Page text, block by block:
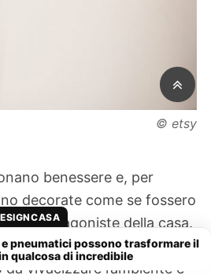
© etsy
benessere e, per
decorate come se fossero
protagoniste della casa.
soluzione per poterle
vivacizzare l’ambiente e
pneumatici possono trasformare il
qualcosa di incredibile